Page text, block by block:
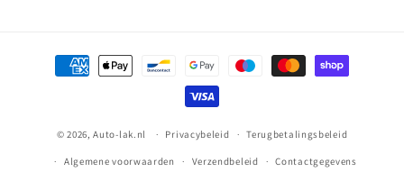
Betaalmethoden
© 2026,Auto-lak.nl Privacybeleid Terugbetalingsbeleid
Algemene voorwaarden Verzendbeleid Contactgegevens